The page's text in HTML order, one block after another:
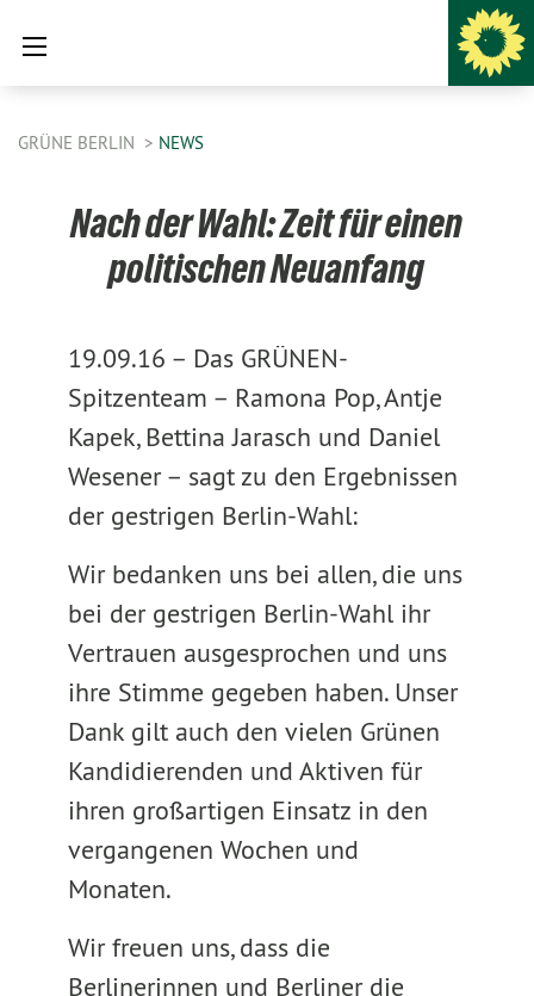
GRÜNE BERLIN NEWS
Nach der Wahl: Zeit für einen
politischen Neuanfang
19.09.16 – Das GRÜNEN-
Spitzenteam – Ramona Pop, Antje
Kapek, Bettina Jarasch und Daniel
Wesener – sagt zu den Ergebnissen
der gestrigen Berlin-Wahl:
Wir bedanken uns bei allen, die uns
bei der gestrigen Berlin-Wahl ihr
Vertrauen ausgesprochen und uns
ihre Stimme gegeben haben. Unser
Dank gilt auch den vielen Grünen
Kandidierenden und Aktiven für
ihren großartigen Einsatz in den
vergangenen Wochen und
Monaten.
Wir freuen uns, dass die
Berlinerinnen und Berliner die